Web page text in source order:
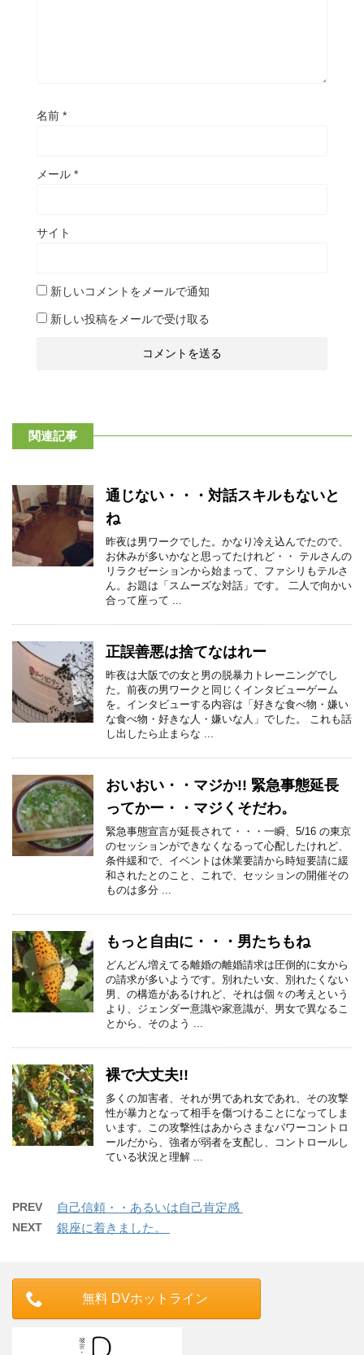
名前 *
メール *
サイト
新しいコメントをメールで通知
新しい投稿をメールで受け取る
関連記事
通じない・・・対話スキルもないと
ね
昨夜は男ワークでした。かなり冷え込んでたので、
お休みが多いかなと思ってたけれど・・ テルさんの
リラクゼーションから始まって、ファシリもテルさ
ん。お題は「スムーズな対話」です。 二人で向かい
合って座って ...
正誤善悪は捨てなはれー
昨夜は大阪での女と男の脱暴力トレーニングでし
た。前夜の男ワークと同じくインタビューゲーム
を。インタビューする内容は「好きな食べ物・嫌い
な食べ物・好きな人・嫌いな人」でした。 これも話
し出したら止まらな ...
おいおい・・マジか!! 緊急事態延長
ってかー・・マジくそだわ。
緊急事態宣言が延長されて・・・一瞬、5/16 の東京
のセッションができなくなるって心配したけれど、
条件緩和で、イベントは休業要請から時短要請に緩
和されたとのこと、これで、セッションの開催その
ものは多分 ...
もっと自由に・・・男たちもね
どんどん増えてる離婚の離婚請求は圧倒的に女から
の請求が多いようです。別れたい女、別れたくない
男、の構造があるけれど、それは個々の考えという
より、ジェンダー意識や家意識が、男女で異なるこ
とから、そのよう ...
裸で大丈夫!!
多くの加害者、それが男であれ女であれ、その攻撃
性が暴力となって相手を傷つけることになってしま
います。この攻撃性はあからさまなパワーコントロ
ールだから、強者が弱者を支配し、コントロールし
ている状況と理解 ...
PREV 自己信頼・・あるいは自己肯定感
NEXT 銀座に着きました。
無料 DVホットライン